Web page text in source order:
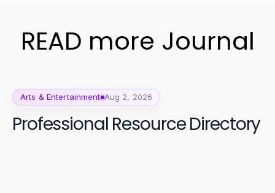
READ more Journal
Arts & Entertainment Aug 2, 2026
Professional Resource Directory